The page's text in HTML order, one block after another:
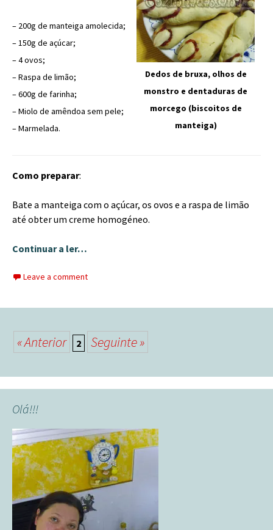
– 200g de manteiga amolecida;
– 150g de açúcar;
– 4 ovos;
– Raspa de limão;
– 600g de farinha;
– Miolo de amêndoa sem pele;
– Marmelada.
Dedos de bruxa, olhos de
monstro e dentaduras de
morcego (biscoitos de
manteiga)
Como preparar:
Bate a manteiga com o açúcar, os ovos e a raspa de limão
até obter um creme homogéneo.
Continuar a ler…
Leave a comment
Posts
navigation
« Anterior 2 Seguinte »
Olá!!!